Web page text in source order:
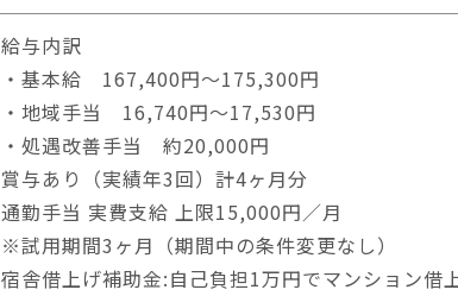
給与内訳
・基本給 167,400円～175,300円
・地域手当 16,740円～17,530円
・処遇改善手当 約20,000円
賞与あり（実績年3回）計4ヶ月分
通勤手当 実費支給 上限15,000円／月
※試用期間3ヶ月（期間中の条件変更なし）
宿舎借上げ補助金:自己負担1万円でマンション借